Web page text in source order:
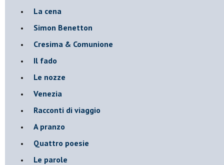
La cena
Simon Benetton
Cresima & Comunione
Il fado
Le nozze
Venezia
Racconti di viaggio
A pranzo
Quattro poesie
Le parole